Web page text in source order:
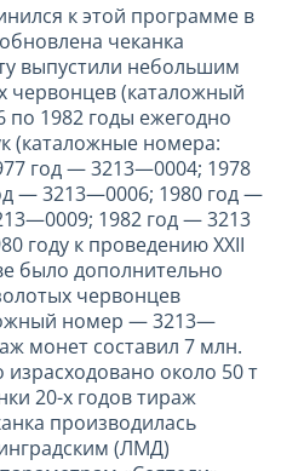
к этой программе в
чеканка
выпустили небольшим
червонцев (каталожный
1982 годы ежегодно
(каталожные номера:
год — 3213—0004; 1978
— 3213—0006; 1980 год —
1982 год — 3213
году к проведению ХХII
было дополнительно
червонцев
номер — 3213—
монет составил 7 млн.
около 50 т
20-х годов тираж
производилась
(ЛМД)